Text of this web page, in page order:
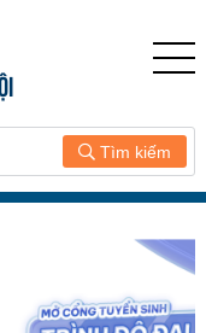
Tìm kiếm